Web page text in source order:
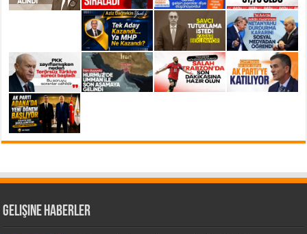
Gelişine Haberler